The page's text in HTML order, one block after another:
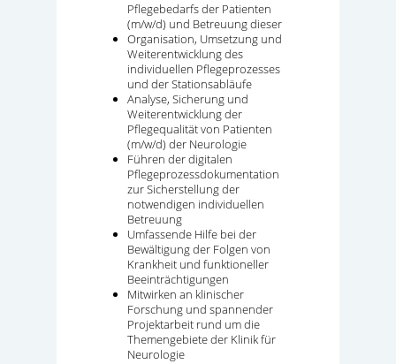
Pflegebedarfs der Patienten
(m/w/d) und Betreuung dieser
Organisation, Umsetzung und
Weiterentwicklung des
individuellen Pflegeprozesses
und der Stationsabläufe
Analyse, Sicherung und
Weiterentwicklung der
Pflegequalität von Patienten
(m/w/d) der Neurologie
Führen der digitalen
Pflegeprozessdokumentation
zur Sicherstellung der
notwendigen individuellen
Betreuung
Umfassende Hilfe bei der
Bewältigung der Folgen von
Krankheit und funktioneller
Beeinträchtigungen
Mitwirken an klinischer
Forschung und spannender
Projektarbeit rund um die
Themengebiete der Klinik für
Neurologie